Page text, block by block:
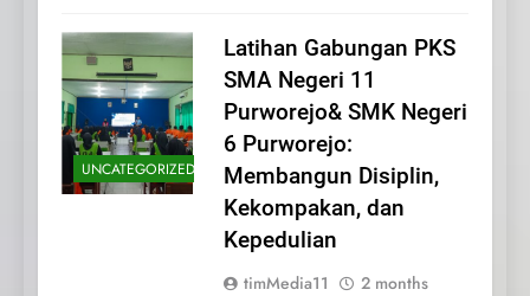
UNCATEGORIZED
Latihan Gabungan PKS
SMA Negeri 11
Purworejo& SMK Negeri
6 Purworejo:
Membangun Disiplin,
Kekompakan, dan
Kepedulian
timMedia11
2 months